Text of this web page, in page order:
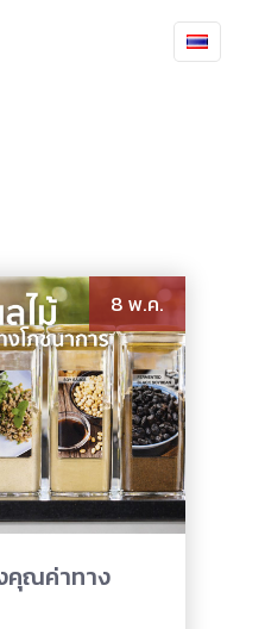
8 พ.ค.
คุณค่าทาง